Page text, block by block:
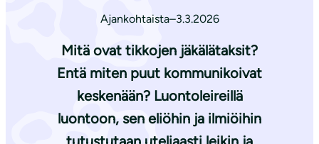
Ajankohtaista–3.3.2026
Mitä ovat tikkojen jäkälätaksit?
Entä miten puut kommunikoivat
keskenään? Luontoleireillä
luontoon, sen eliöhin ja ilmiöihin